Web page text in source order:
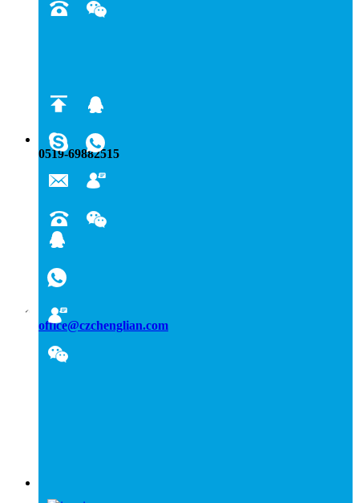
0519-69882515
office@czchenglian.com